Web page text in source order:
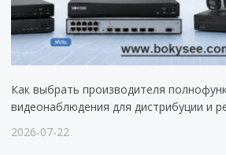
Как выбрать производителя
видеонаблюдения для дистрибуции и
2026-07-22